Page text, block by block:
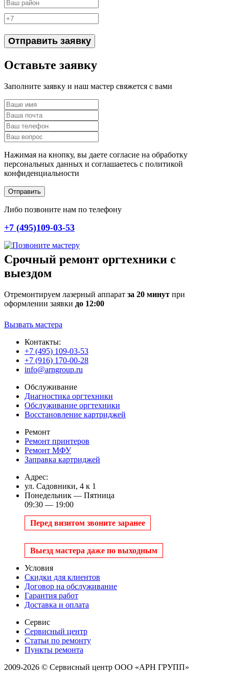
Отправить заявку
Оставьте заявку
Заполните заявку и наш мастер свяжется с вами
Нажимая на кнопку, вы даете согласие на обработку
персональных данных и соглашаетесь c политикой
конфиденциальности
Отправить
Либо позвоните нам по телефону
+7 (495)109-03-53
Срочный ремонт оргтехники с
выездом
Отремонтируем лазерный аппарат за 20 минут при
оформлении заявки до 12:00
Вызвать мастера
Контакты:
+7 (495) 109-03-53
+7 (916) 170-00-28
info@arngroup.ru
Обслуживание
Диагностика оргтехники
Обслуживание оргтехники
Восстановление картриджей
Ремонт
Ремонт принтеров
Ремонт МФУ
Заправка картриджей
Адрес:
ул. Садовники, 4 к 1
Понедельник — Пятница
09:30 — 19:00
Перед визитом звоните заранее
Выезд мастера даже по выходным
Условия
Скидки для клиентов
Договор на обслуживание
Гарантия работ
Доставка и оплата
Сервис
Сервисный центр
Статьи по ремонту
Пункты ремонта
2009-2026 © Сервисный центр ООО «АРН ГРУПП»